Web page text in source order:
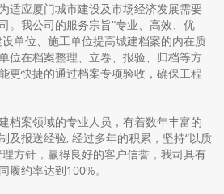
适应厦门城市建设及市场经济发展需要
。我公司的服务宗旨“专业、高效、优
单位、施工单位提高城建档案的内在质
位在档案整理、立卷、报验、归档等方
更快捷的通过档案专项验收，确保工程
档案领域的专业人员，有着数年丰富的
及报送经验, 经过多年的积累，坚持“以质
方针，赢得良好的客户信誉，我司具有
履约率达到100%。